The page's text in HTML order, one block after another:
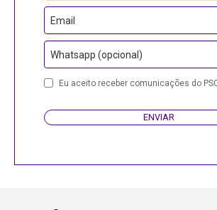
Email
Whatsapp (opcional)
Eu aceito receber comunicações do
ENVIAR